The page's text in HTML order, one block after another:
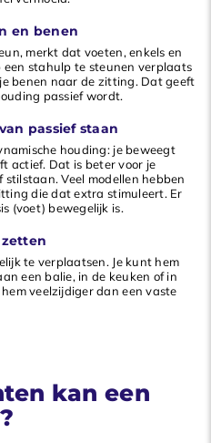
en benen
merkt dat voeten, enkels en
een stahulp te steunen verplaats
benen naar de zitting. Dat geeft
passief wordt.
passief staan
houding: je beweegt
actief. Dat is beter voor je
Veel modellen hebben
die dat extra stimuleert. Er
(voet) bewegelijk is.
te verplaatsen. Je kunt hem
een balie, in de keuken of in
veelzijdiger dan een vaste
kan een